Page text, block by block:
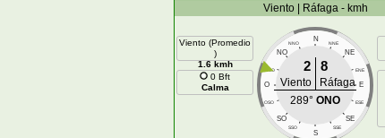
Viento | Ráfaga - kmh
Viento (Promedio
)
1.6 kmh
0 Bft
Calma
N
NNO NNE
NO NE
ONO ENE
O E
OSO ESE
SO SE
SSO SSE
S
2 8
Viento
Ráfaga
289° ONO